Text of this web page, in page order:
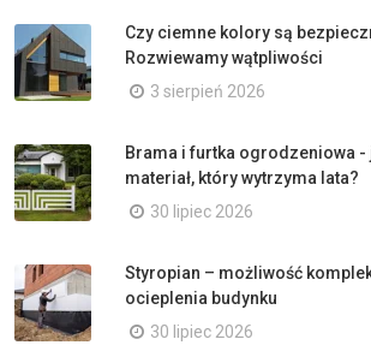
Czy ciemne kolory są
Rozwiewamy wątpliwości
3 sierpień 2026
Brama i furtka ogrodzeniowa -
materiał, który wytrzyma lata?
30 lipiec 2026
Styropian – możliwość
ocieplenia budynku
30 lipiec 2026